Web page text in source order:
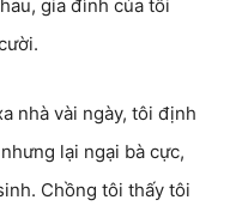
gia đình của tôi
nhà vài ngày, tôi định
lại ngại bà cực,
Chồng tôi thấy tôi